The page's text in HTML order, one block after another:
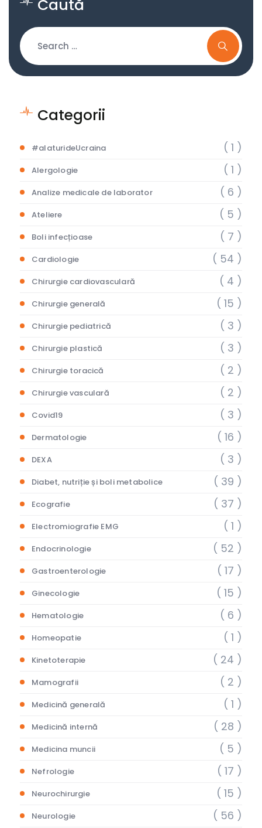
Caută
Categorii
#alaturideUcraina ( 1 )
Alergologie ( 1 )
Analize medicale de laborator ( 6 )
Ateliere ( 5 )
Boli infecțioase ( 7 )
Cardiologie ( 54 )
Chirurgie cardiovasculară ( 4 )
Chirurgie generală ( 15 )
Chirurgie pediatrică ( 3 )
Chirurgie plastică ( 3 )
Chirurgie toracică ( 2 )
Chirurgie vasculară ( 2 )
Covid19 ( 3 )
Dermatologie ( 16 )
DEXA ( 3 )
Diabet, nutriție și boli metabolice ( 39 )
Ecografie ( 37 )
Electromiografie EMG ( 1 )
Endocrinologie ( 52 )
Gastroenterologie ( 17 )
Ginecologie ( 15 )
Hematologie ( 6 )
Homeopatie ( 1 )
Kinetoterapie ( 24 )
Mamografii ( 2 )
Medicină generală ( 1 )
Medicină internă ( 28 )
Medicina muncii ( 5 )
Nefrologie ( 17 )
Neurochirurgie ( 15 )
Neurologie ( 56 )